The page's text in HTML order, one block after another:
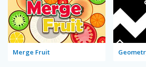
Merge Fruit